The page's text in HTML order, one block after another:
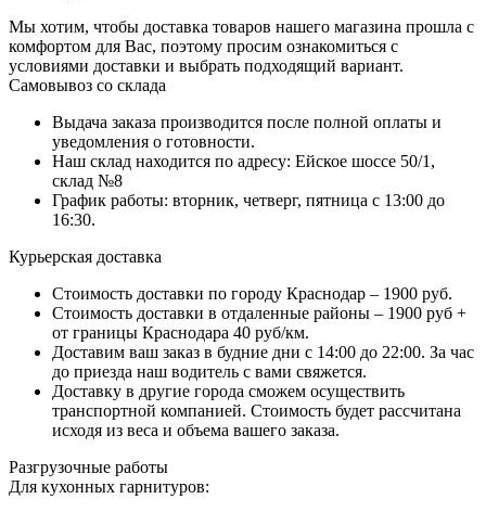
Мы хотим, чтобы доставка товаров нашего магазина прошла с
комфортом для Вас, поэтому просим ознакомиться с
условиями доставки и выбрать подходящий вариант.
Самовывоз со склада
Выдача заказа производится после полной оплаты и
уведомления о готовности.
Наш склад находится по адресу: Ейское шоссе 50/1,
склад №8
График работы: вторник, четверг, пятница с 13:00 до
16:30.
Курьерская доставка
Стоимость доставки по городу Краснодар – 1900 руб.
Стоимость доставки в отдаленные районы – 1900 руб +
от границы Краснодара 40 руб/км.
Доставим ваш заказ в будние дни с 14:00 до 22:00. За час
до приезда наш водитель с вами свяжется.
Доставку в другие города сможем осуществить
транспортной компанией. Стоимость будет рассчитана
исходя из веса и объема вашего заказа.
Разгрузочные работы
Для кухонных гарнитуров: